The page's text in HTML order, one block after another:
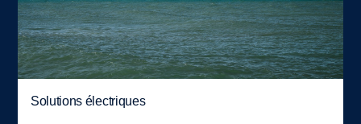
Solutions électriques